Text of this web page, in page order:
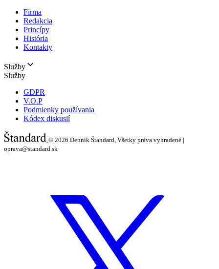
Firma
Redakcia
Princípy
História
Kontakty
Služby
Služby
GDPR
V.O.P
Podmienky používania
Kódex diskusií
© 2026 Denník Štandard, Všetky práva vyhradené |
oprava@standard.sk